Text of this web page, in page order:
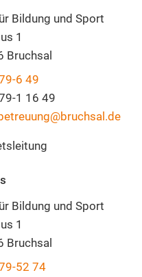
Bildung und Sport
1
Bruchsal
6 49
1 16 49
Bildung und Sport
1
Bruchsal
52 74